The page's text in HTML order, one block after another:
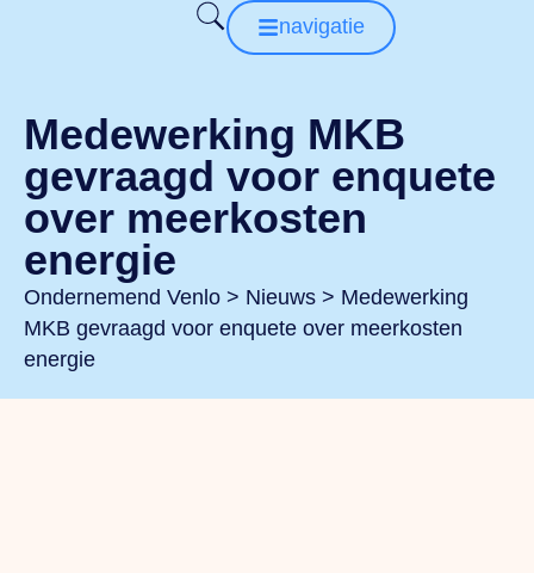
navigatie
Medewerking MKB
gevraagd voor enquete
over meerkosten
energie
Ondernemend Venlo > Nieuws > Medewerking
MKB gevraagd voor enquete over meerkosten
energie